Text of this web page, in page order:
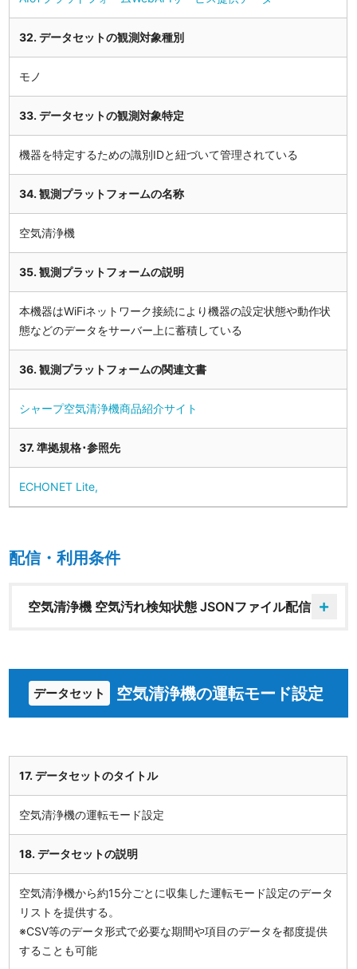
32. データセットの観測対象種別
モノ
33. データセットの観測対象特定
機器を特定するための識別IDと紐づいて管理されている
34. 観測プラットフォームの名称
空気清浄機
35. 観測プラットフォームの説明
本機器はWiFiネットワーク接続により機器の設定状態や動作状
態などのデータをサーバー上に蓄積している
36. 観測プラットフォームの関連文書
シャープ空気清浄機商品紹介サイト
37. 準拠規格･参照先
ECHONET Lite,
配信・利用条件
空気清浄機 空気汚れ検知状態 JSONファイル配信
データセット 空気清浄機の運転モード設定
17. データセットのタイトル
空気清浄機の運転モード設定
18. データセットの説明
空気清浄機から約15分ごとに収集した運転モード設定のデータ
リストを提供する。
※CSV等のデータ形式で必要な期間や項目のデータを都度提供
することも可能